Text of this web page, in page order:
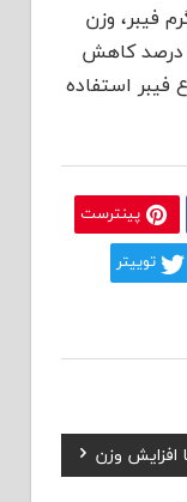
فیبر، وزن
افراد 0.25 کیلوگرم و چربی شان 0.25 درصد کاهش
فیبر استفاده
پینترست
توییتر
افزایش وزن